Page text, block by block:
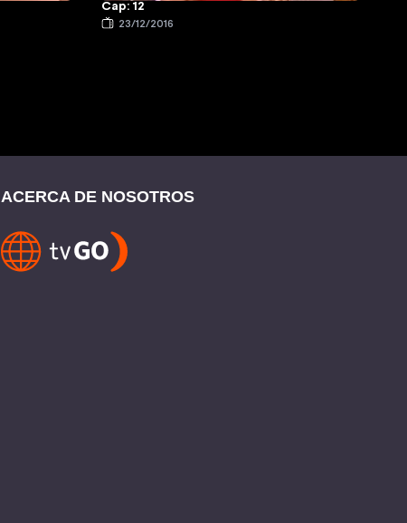
Cap: 12
23/12/2016
ACERCA DE NOSOTROS